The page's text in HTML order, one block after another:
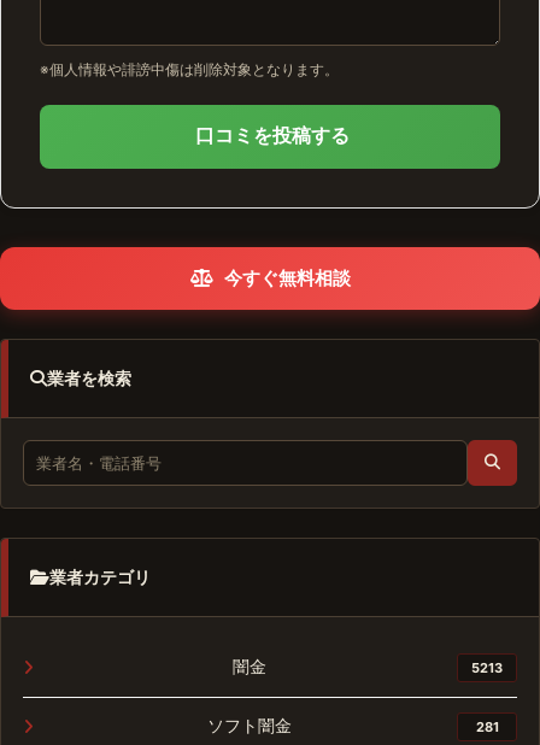
※個人情報や誹謗中傷は削除対象となります。
口コミを投稿する
今すぐ無料相談
業者を検索
業者カテゴリ
闇金 5213
ソフト闇金 281